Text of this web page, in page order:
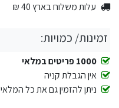
עלות משלוח בארץ 40 ₪
זמינות/ כמויות:
1000 פריטים במלאי
אין הגבלת קניה
ניתן להזמין גם את כל המלאי